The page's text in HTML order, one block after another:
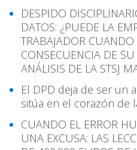
DESPIDO
DATOS: ¿PUEDE LA
TRABAJADOR CUANDO
CONSECUENCIA DE
ANÁLISIS DE LA STSJ
El DPD deja de ser un
sitúa en el corazón de
CUANDO EL ERROR
UNA EXCUSA: LAS